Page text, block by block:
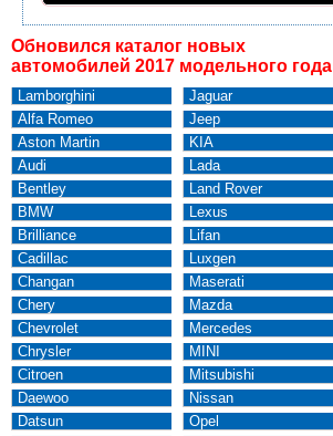
Обновился каталог новых
автомобилей 2017 модельного года
Lamborghini
Alfa Romeo
Aston Martin
Audi
Bentley
BMW
Brilliance
Cadillac
Changan
Chery
Chevrolet
Chrysler
Citroen
Daewoo
Datsun
Jaguar
Jeep
KIA
Lada
Land Rover
Lexus
Lifan
Luxgen
Maserati
Mazda
Mercedes
MINI
Mitsubishi
Nissan
Opel